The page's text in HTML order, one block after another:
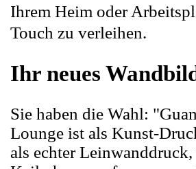
Ihrem Heim oder
Touch zu verleihen.
Ihr neues
Sie haben die Wahl:
Lounge ist als Kunst-
als echter